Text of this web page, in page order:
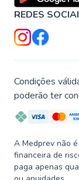
REDES
Condições
poderão ter
A Medprev não
financeira de
paga apenas